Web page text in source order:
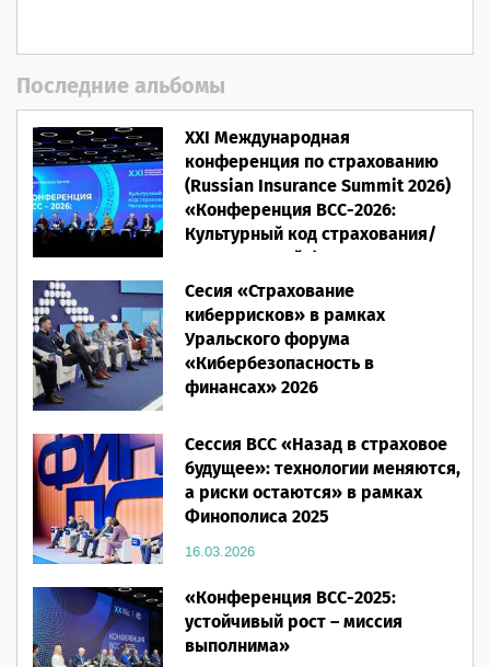
Последние альбомы
XXI Международная
конференция по страхованию
(Russian Insurance Summit 2026)
«Конференция ВСС-2026:
Культурный код страхования/
Человеческий фактор»
28.05.2026
Сесия «Страхование
киберрисков» в рамках
Уральского форума
«Кибербезопасность в
финансах» 2026
Сессия ВСС «Назад в страховое
будущее»: технологии меняются,
а риски остаются» в рамках
Финополиса 2025
16.03.2026
«Конференция ВСС-2025:
устойчивый рост – миссия
выполнима»